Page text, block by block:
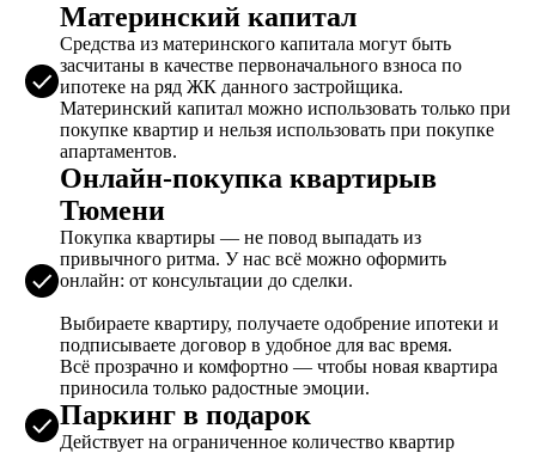
Материнский капитал
Средства из материнского капитала могут быть
засчитаны в качестве первоначального взноса по
ипотеке на ряд ЖК данного застройщика.
Материнский капитал можно использовать только при
покупке квартир и нельзя использовать при покупке
апартаментов.
Онлайн-покупка квартирыв
Тюмени
Покупка квартиры — не повод выпадать из
привычного ритма. У нас всё можно оформить
онлайн: от консультации до сделки.
Выбираете квартиру, получаете одобрение ипотеки и
подписываете договор в удобное для вас время.
Всё прозрачно и комфортно — чтобы новая квартира
приносила только радостные эмоции.
Паркинг в подарок
Действует на ограниченное количество квартир